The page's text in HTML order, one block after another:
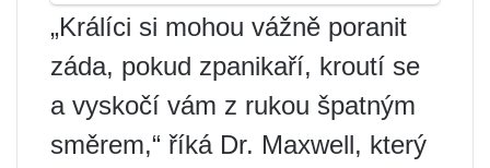
„Králíci si mohou vážně poranit
záda, pokud zpanikaří, kroutí se
a vyskočí vám z rukou špatným
směrem,“ říká Dr. Maxwell, který